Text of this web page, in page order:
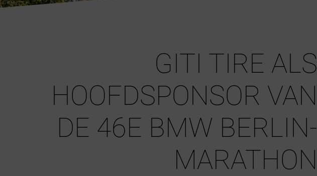
GITI TIRE ALS
HOOFDSPONSOR VAN
DE 46E BMW BERLIN-
MARATHON